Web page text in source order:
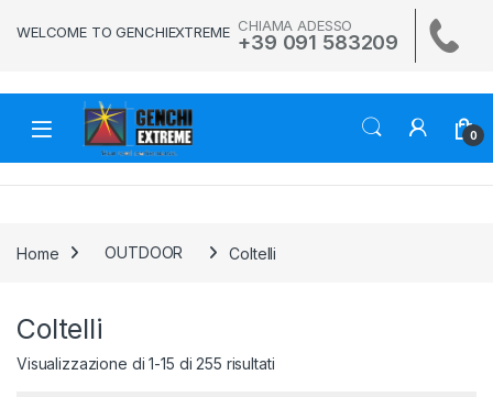
WELCOME TO GENCHIEXTREME CHIAMA ADESSO
+39 091 583209
0
Home OUTDOOR Coltelli
Coltelli
Visualizzazione di 1-15 di 255 risultati